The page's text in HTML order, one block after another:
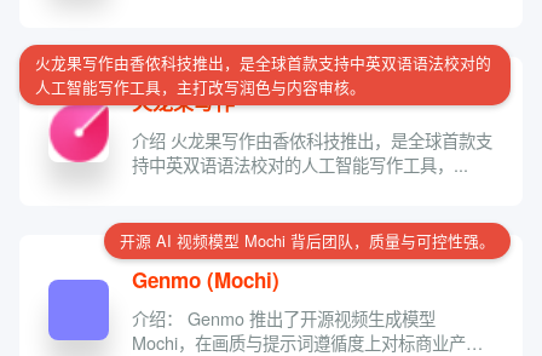
火龙果写作由香侬科技推出，是全球首款支持中英双语语法校对的
人工智能写作工具，主打改写润色与内容审核。
火龙果写作
介绍 火龙果写作由香侬科技推出，是全球首款支
持中英双语语法校对的人工智能写作工具，...
开源 AI 视频模型 Mochi 背后团队，质量与可控性强。
Genmo (Mochi)
介绍： Genmo 推出了开源视频生成模型
Mochi，在画质与提示词遵循度上对标商业产